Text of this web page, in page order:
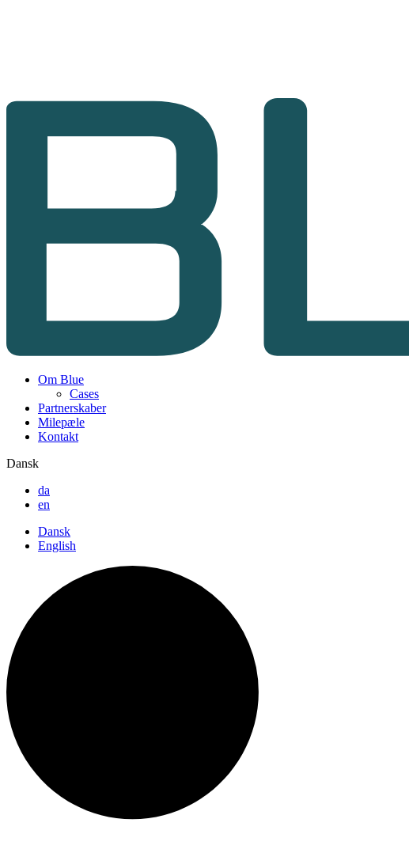
Om Blue
Cases
Partnerskaber
Milepæle
Kontakt
Dansk
da
en
Dansk
English